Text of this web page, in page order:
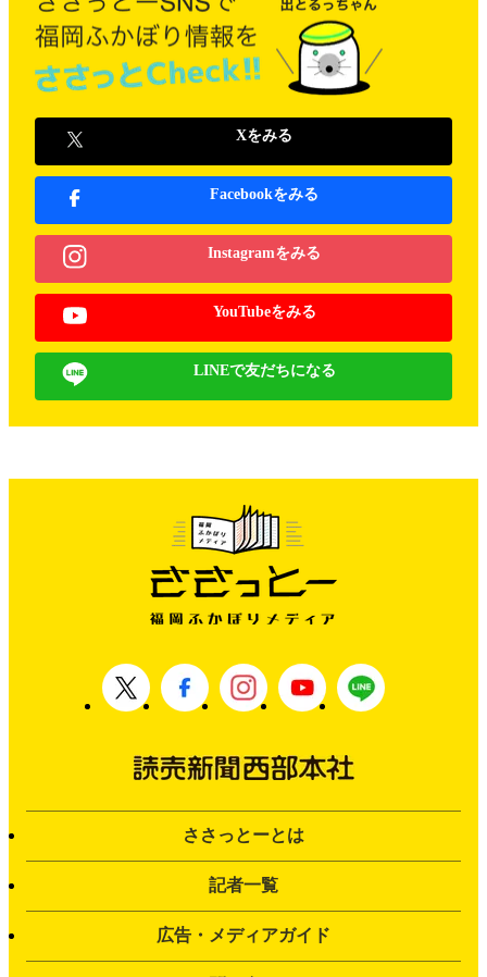
Xをみる
Facebookをみる
Instagramをみる
YouTubeをみる
LINEで友だちになる
ささっとーとは
記者一覧
広告・メディアガイド